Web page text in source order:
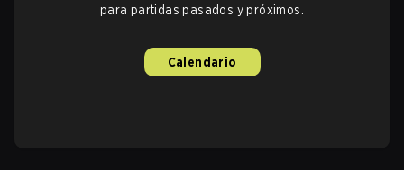
para partidas pasados y próximos.
Calendario